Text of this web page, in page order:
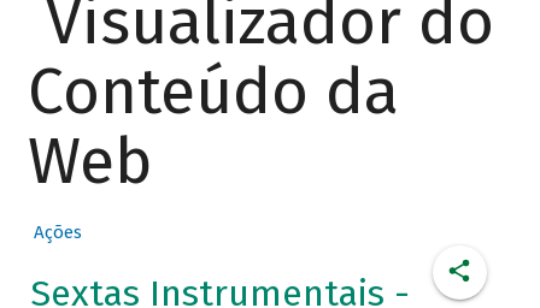
Visualizador do
Conteúdo da
Web
Ações
Sextas Instrumentais -